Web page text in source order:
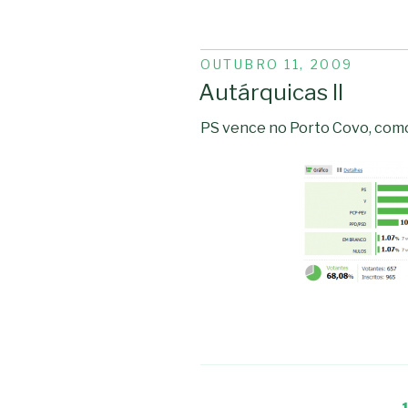
PUBLICADO
EM
OUTUBRO 11, 2009
Autárquicas II
PS vence no Porto Covo,